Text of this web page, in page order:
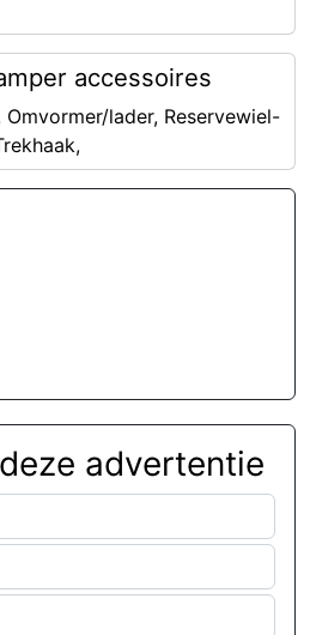
accessoires
lader, Reservewiel-
advertentie